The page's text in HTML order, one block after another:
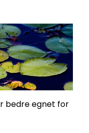
bedre egnet for